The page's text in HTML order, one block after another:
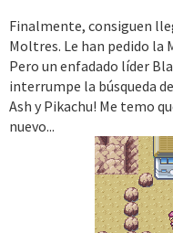
Finalmente, consiguen
Moltres. Le han pedido la
Pero un enfadado líder
interrumpe la búsqueda
Ash y Pikachu! Me temo
nuevo...